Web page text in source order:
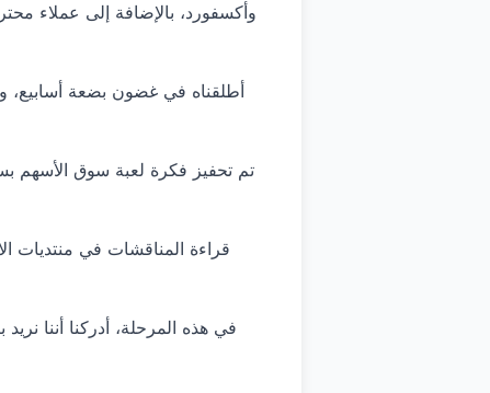
وأكسفورد، بالإضافة إلى عملاء
قراءة المناقشات في منتديات
في هذه المرحلة، أدركنا أننا